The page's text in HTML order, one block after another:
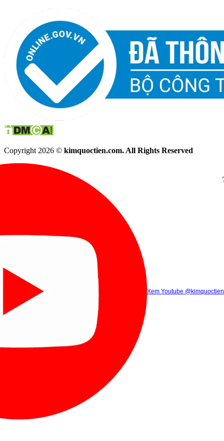
Copyright 2026 © kimquoctien.com. All Rights Reserved
Xem Tik Tok
(8h00 - 21h30)
(8h00 -
Gọi điện (8h00 - 21h30)
Xem Youtube @kimquoctien